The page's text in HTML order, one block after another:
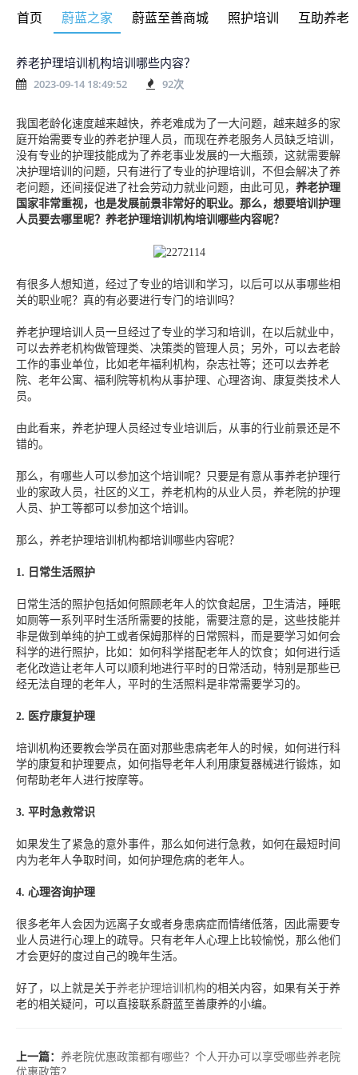
首页 蔚蓝之家 蔚蓝至善商城 照护培训 互助养老
养老护理培训机构培训哪些内容？
2023-09-14 18:49:52 92次
我国老龄化速度越来越快，养老难成为了一大问题，越来越多的家
庭开始需要专业的养老护理人员，而现在养老服务人员缺乏培训，
没有专业的护理技能成为了养老事业发展的一大瓶颈，这就需要解
决护理培训的问题，只有进行了专业的护理培训，不但会解决了养
老问题，还间接促进了社会劳动力就业问题，由此可见， 养老护理
国家非常重视，也是发展前景非常好的职业。那么，想要培训护理
人员要去哪里呢？养老护理培训机构培训哪些内容呢？
有很多人想知道，经过了专业的培训和学习，以后可以从事哪些相
关的职业呢？真的有必要进行专门的培训吗？
养老护理培训人员一旦经过了专业的学习和培训，在以后就业中，
可以去养老机构做管理类、决策类的管理人员；另外，可以去老龄
工作的事业单位，比如老年福利机构，杂志社等；还可以去养老
院、老年公寓、福利院等机构从事护理、心理咨询、康复类技术人
员。
由此看来，养老护理人员经过专业培训后，从事的行业前景还是不
错的。
那么，有哪些人可以参加这个培训呢？只要是有意从事养老护理行
业的家政人员，社区的义工，养老机构的从业人员，养老院的护理
人员、护工等都可以参加这个培训。
那么，养老护理培训机构都培训哪些内容呢？
1. 日常生活照护
日常生活的照护包括如何照顾老年人的饮食起居，卫生清洁，睡眠
如厕等一系列平时生活所需要的技能，需要注意的是，这些技能并
非是做到单纯的护工或者保姆那样的日常照料，而是要学习如何会
科学的进行照护，比如：如何科学搭配老年人的饮食；如何进行适
老化改造让老年人可以顺利地进行平时的日常活动，特别是那些已
经无法自理的老年人，平时的生活照料是非常需要学习的。
2. 医疗康复护理
培训机构还要教会学员在面对那些患病老年人的时候，如何进行科
学的康复和护理要点，如何指导老年人利用康复器械进行锻炼，如
何帮助老年人进行按摩等。
3. 平时急救常识
如果发生了紧急的意外事件，那么如何进行急救，如何在最短时间
内为老年人争取时间，如何护理危病的老年人。
4. 心理咨询护理
很多老年人会因为远离子女或者身患病症而情绪低落，因此需要专
业人员进行心理上的疏导。只有老年人心理上比较愉悦，那么他们
才会更好的度过自己的晚年生活。
好了，以上就是关于养老护理培训机构的相关内容，如果有关于养
老的相关疑问，可以直接联系蔚蓝至善康养的小编。
上一篇： 养老院优惠政策都有哪些？个人开办可以享受哪些养老院
优惠政策？